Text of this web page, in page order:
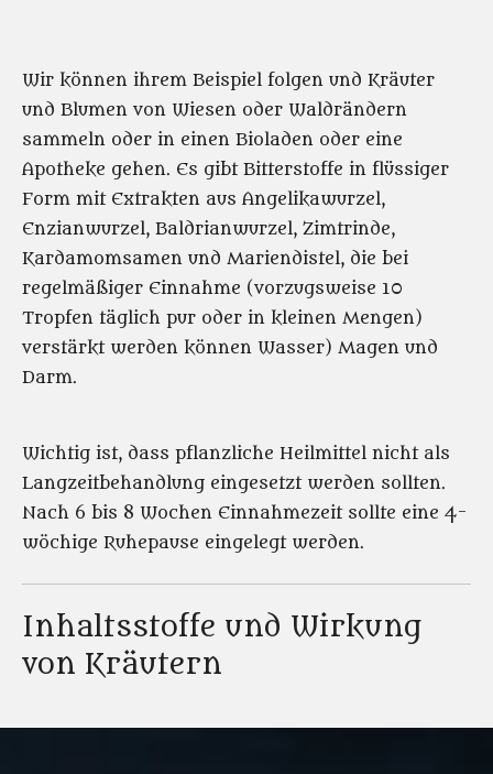
Wir können ihrem Beispiel folgen und Kräuter
und Blumen von Wiesen oder Waldrändern
sammeln oder in einen Bioladen oder eine
Apotheke gehen. Es gibt Bitterstoffe in flüssiger
Form mit Extrakten aus Angelikawurzel,
Enzianwurzel, Baldrianwurzel, Zimtrinde,
Kardamomsamen und Mariendistel, die bei
regelmäßiger Einnahme (vorzugsweise 10
Tropfen täglich pur oder in kleinen Mengen)
verstärkt werden können Wasser) Magen und
Darm.
Wichtig ist, dass pflanzliche Heilmittel nicht als
Langzeitbehandlung eingesetzt werden sollten.
Nach 6 bis 8 Wochen Einnahmezeit sollte eine 4-
wöchige Ruhepause eingelegt werden.
Inhaltsstoffe und Wirkung
von Kräutern